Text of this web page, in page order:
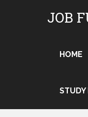
JOB
HOME
STUDY